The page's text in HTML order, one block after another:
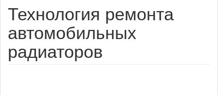
Технология ремонта
автомобильных
радиаторов